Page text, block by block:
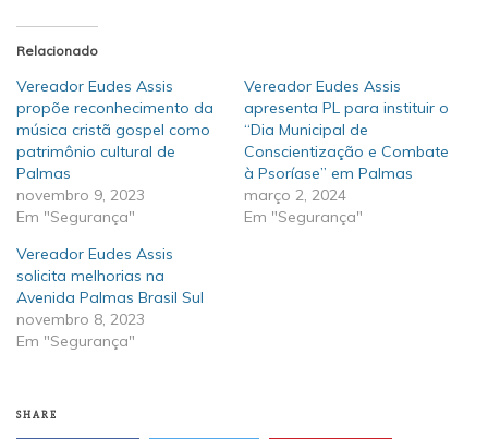
Relacionado
Vereador Eudes Assis
propõe reconhecimento da
música cristã gospel como
patrimônio cultural de
Palmas
novembro 9, 2023
Em "Segurança"
Vereador Eudes Assis
apresenta PL para instituir o
“Dia Municipal de
Conscientização e Combate
à Psoríase” em Palmas
março 2, 2024
Em "Segurança"
Vereador Eudes Assis
solicita melhorias na
Avenida Palmas Brasil Sul
novembro 8, 2023
Em "Segurança"
SHARE